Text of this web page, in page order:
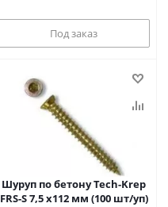
Под заказ
Шуруп по бетону Tech-Krep
FRS-S 7,5 х112 мм (100 шт/уп)